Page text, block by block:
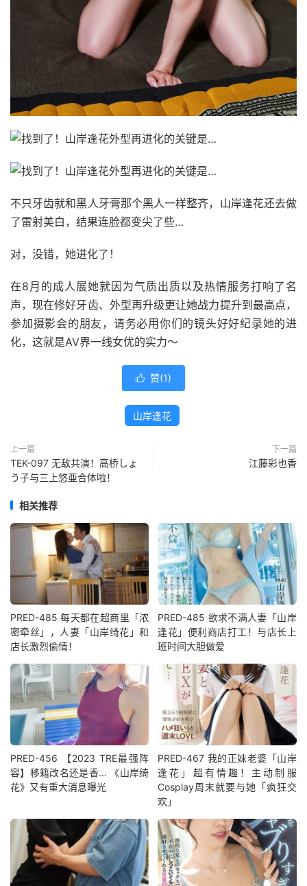
不只牙齿就和黑人牙膏那个黑人一样整齐，山岸逢花还去做
了雷射美白，结果连脸都变尖了些…
对，没错，她进化了！
在8月的成人展她就因为气质出质以及热情服务打响了名
声，现在修好牙齿、外型再升级更让她战力提升到最高点，
参加摄影会的朋友，请务必用你们的镜头好好纪录她的进
化，这就是AV界一线女优的实力～
 赞(1)
山岸逢花
上一篇
TEK-097 无敌共演！高桥しょ
う子与三上悠亜合体啦！
下一篇
江藤彩也香
相关推荐
PRED-485 每天都在超商里「浓
密牵丝」，人妻「山岸绮花」和
店长激烈偷情！
PRED-485 欲求不满人妻「山岸
逢花」便利商店打工！与店长上
班时间大胆做爱
PRED-456 【2023 TRE最强阵
容】移籍改名还是香… 《山岸绮
花》又有重大消息曝光
PRED-467 我的正妹老婆「山岸
逢花」超有情趣！主动制服
Cosplay周末就要与她「疯狂交
欢」